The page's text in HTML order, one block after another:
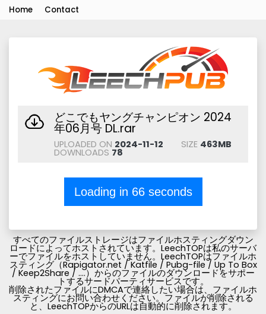
Home Contact
どこでもヤングチャンピオン 2024
年06月号 DL.rar
UPLOADED ON 2024-11-12 SIZE 463MB
DOWNLOADS 78
Loading in 66seconds
すべてのファイルストレージはファイルホスティングダウン
ロードによってホストされています。LeechTOPは私のサーバ
ーでファイルをホストしていません。LeechTOPはファイルホ
スティング（Rapigator.net / Katfile / Pubg-file / Up To Box
/ Keep2Share / ....）からのファイルのダウンロードをサポー
トするサードパーティサービスです。
削除されたファイルにDMCAで連絡したい場合は、ファイルホ
スティングにお問い合わせください。ファイルが削除される
と、LeechTOPからのURLは自動的に削除されます。